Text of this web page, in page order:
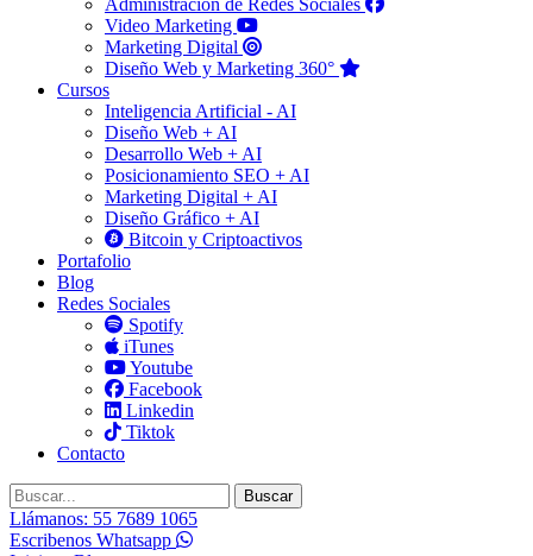
Administración de Redes Sociales
Video Marketing
Marketing Digital
Diseño Web y Marketing 360°
Cursos
Inteligencia Artificial - AI
Diseño Web + AI
Desarrollo Web + AI
Posicionamiento SEO + AI
Marketing Digital + AI
Diseño Gráfico + AI
Bitcoin y Criptoactivos
Portafolio
Blog
Redes Sociales
Spotify
iTunes
Youtube
Facebook
Linkedin
Tiktok
Contacto
Buscar
Llámanos: 55 7689 1065
Escribenos Whatsapp